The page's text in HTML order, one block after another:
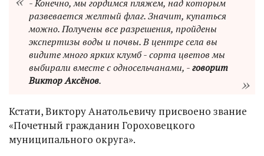
- Конечно, мы гордимся пляжем, над которым
развевается желтый флаг. Значит, купаться
можно. Получены все разрешения, пройдены
экспертизы воды и почвы. В центре села вы
видите много ярких клумб - сорта цветов мы
выбирали вместе с односельчанами, -говорит
Виктор Аксёнов.
Кстати, Виктору Анатольевичу присвоено звание
«Почетный гражданин Гороховецкого
муниципального округа».